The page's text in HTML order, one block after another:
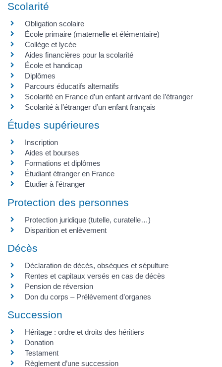
Scolarité
Obligation scolaire
École primaire (maternelle et élémentaire)
Collège et lycée
Aides financières pour la scolarité
École et handicap
Diplômes
Parcours éducatifs alternatifs
Scolarité en France d’un enfant arrivant de l’étranger
Scolarité à l’étranger d’un enfant français
Études supérieures
Inscription
Aides et bourses
Formations et diplômes
Étudiant étranger en France
Étudier à l’étranger
Protection des personnes
Protection juridique (tutelle, curatelle…)
Disparition et enlèvement
Décès
Déclaration de décès, obsèques et sépulture
Rentes et capitaux versés en cas de décès
Pension de réversion
Don du corps – Prélèvement d’organes
Succession
Héritage : ordre et droits des héritiers
Donation
Testament
Règlement d’une succession